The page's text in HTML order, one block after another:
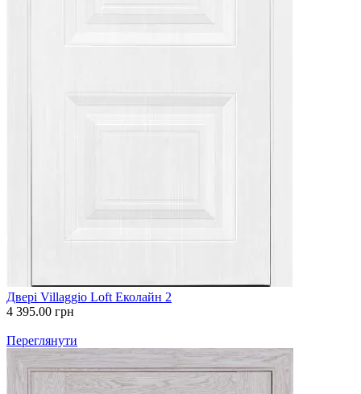
Двері Villaggio Loft Еколайн 2
4 395.00 грн
Переглянути